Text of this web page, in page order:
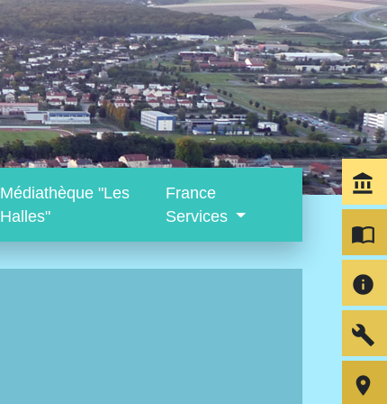
Médiathèque "Les
Halles"
France
Services
account_balance
import_contacts
info
build
room